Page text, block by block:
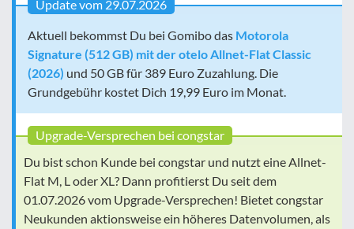
Update vom 29.07.2026
Aktuell bekommst Du bei Gomibo das Motorola
Signature (512 GB) mit der otelo Allnet-Flat Classic
(2026) und 50 GB für 389 Euro Zuzahlung. Die
Grundgebühr kostet Dich 19,99 Euro im Monat.
Upgrade-Versprechen bei congstar
Du bist schon Kunde bei congstar und nutzt eine Allnet-
Flat M, L oder XL? Dann profitierst Du seit dem
01.07.2026 vom Upgrade-Versprechen! Bietet congstar
Neukunden aktionsweise ein höheres Datenvolumen, als